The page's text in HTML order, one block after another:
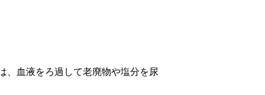
、血液をろ過して老廃物や塩分を尿